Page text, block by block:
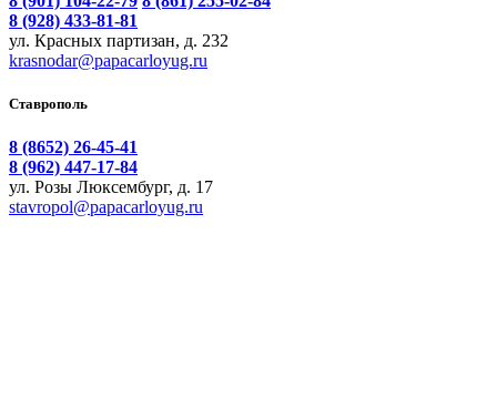
8 (928) 433-81-81
ул. Красных партизан, д. 232
krasnodar@papacarloyug.ru
Ставрополь
8 (8652) 26-45-41
8 (962) 447-17-84
ул. Розы Люксембург, д. 17
stavropol@papacarloyug.ru